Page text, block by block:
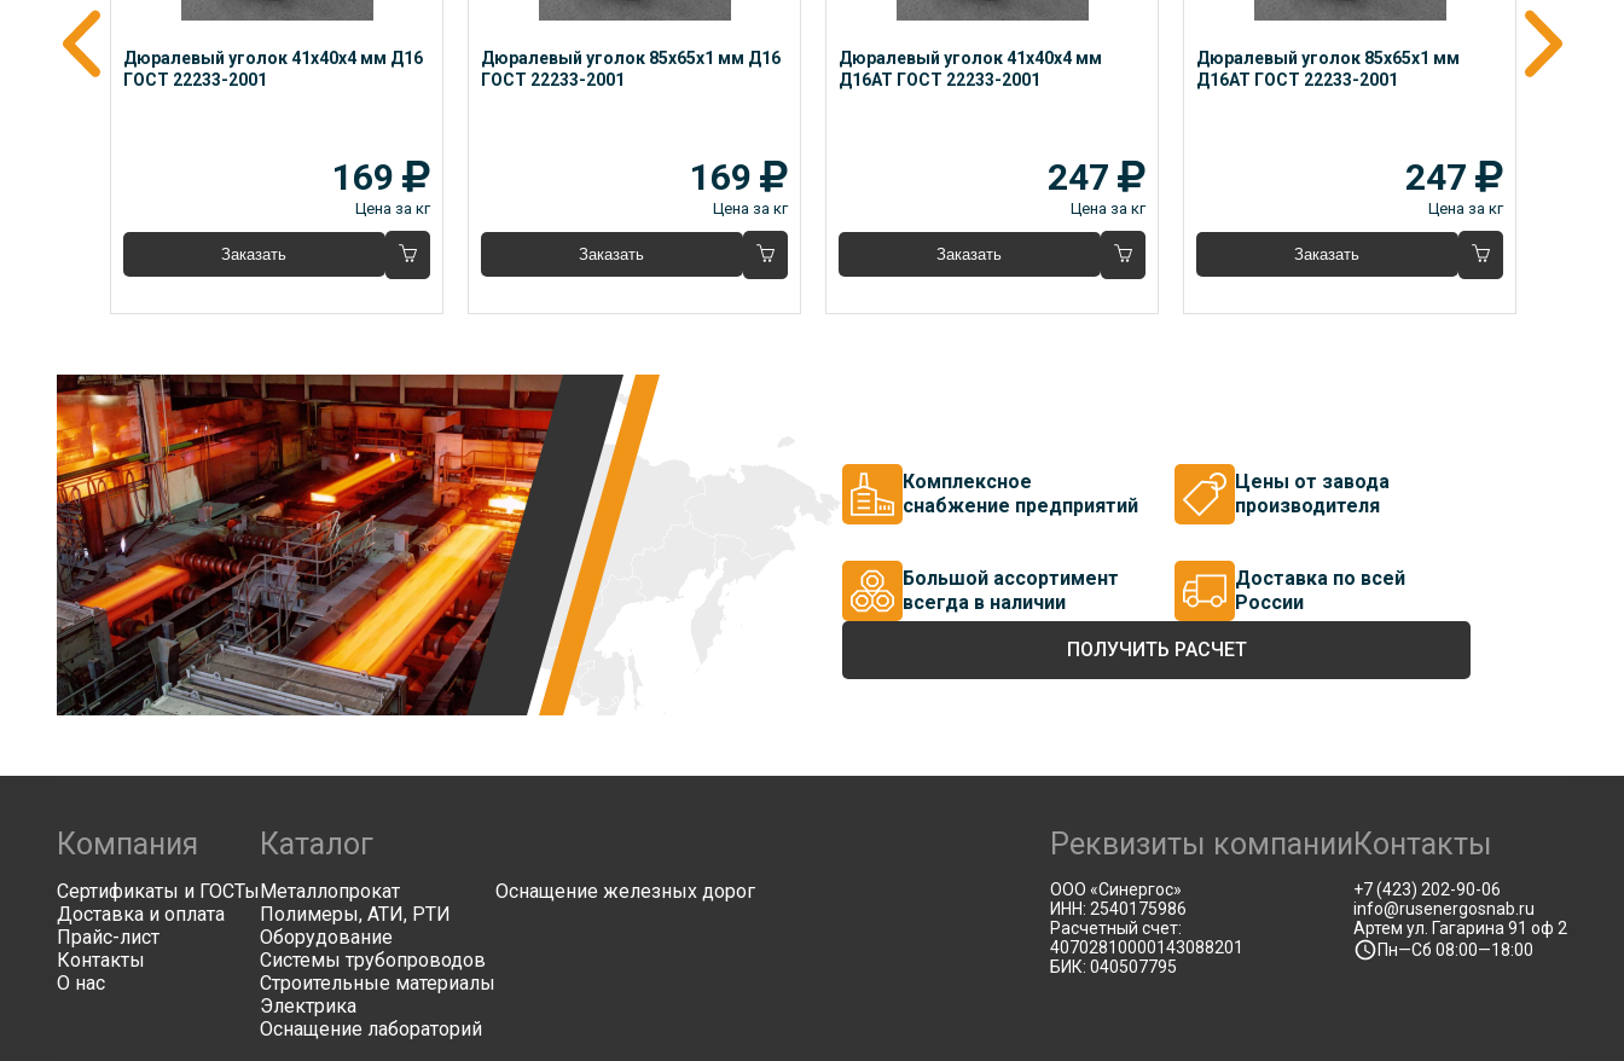
Дюралевый уголок 41x40x4 мм Д16
ГОСТ 22233-2001
169
Цена за кг
Заказать
Дюралевый уголок 85x65x1 мм Д16
ГОСТ 22233-2001
169
Цена за кг
Заказать
Дюралевый уголок 41x40x4 мм
Д16АТ ГОСТ 22233-2001
247
Цена за кг
Заказать
Дюралевый уголок 85x65x1 мм
Д16АТ ГОСТ 22233-2001
247
Цена за кг
Заказать
Комплексное
снабжение предприятий
Цены от завода
производителя
Большой ассортимент
всегда в наличии
Доставка по всей
России
ПОЛУЧИТЬ РАСЧЕТ
Компания
Сертификаты и ГОСТы
Доставка и оплата
Прайс-лист
Контакты
О нас
Каталог
Металлопрокат
Полимеры, АТИ, РТИ
Оборудование
Системы трубопроводов
Строительные материалы
Электрика
Оснащение лабораторий
Оснащение железных дорог
Реквизиты компании
ООО «Синергос»
ИНН: 2540175986
Расчетный счет:
40702810000143088201
БИК: 040507795
Контакты
+7 (423) 202-90-06
info@rusenergosnab.ru
Артем ул. Гагарина 91 оф 2
Пн—Сб 08:00—18:00